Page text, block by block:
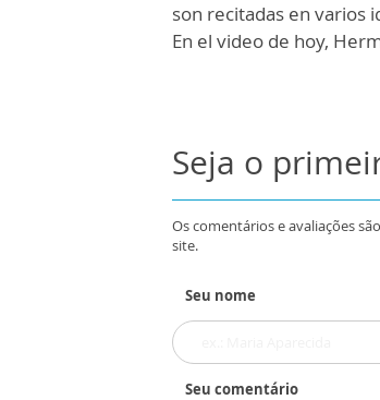
son recitadas en varios
En el video de hoy,
Seja o
Os comentários e avaliações
site.
Seu nome
Seu comentário